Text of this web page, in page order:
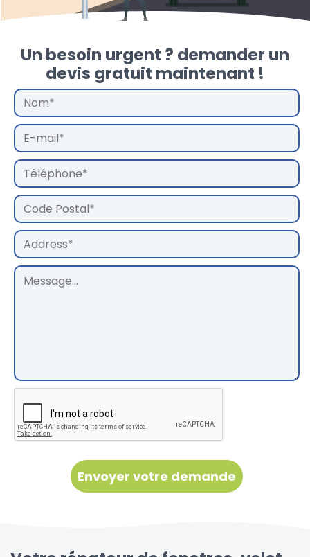
Un besoin urgent ? demander un
devis gratuit maintenant !